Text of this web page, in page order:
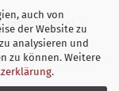
auch von
der Website zu
analysieren und
zu können. Weitere
.